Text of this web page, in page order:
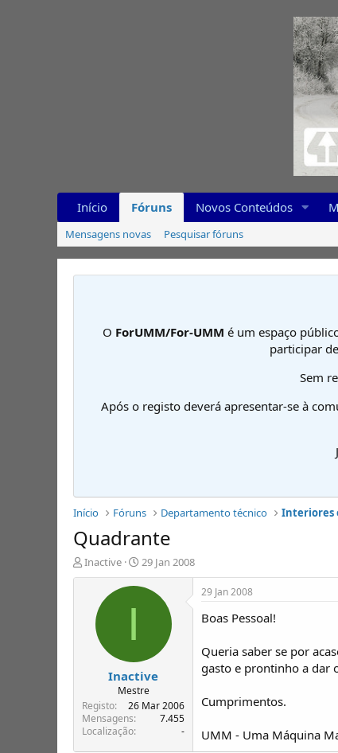
Início Fóruns Novos Conteúdos
Mensagens novas Pesquisar fóruns
O ForUMM/For-UMM é um espaço
participar
Sem
Após o registo deverá apresentar-se à
Início Fóruns Departamento técnico Interiores
Quadrante
I
n
e
T
ó
Inactive
D
a
t
n
í
c
i
29 Jan 2008
I
Inactive
Mestre
Registo
26 Mar 2006
Mensagens
7.455
Localização
-
29 Jan 2008
Boas Pessoal!
Queria saber se por
gasto e prontinho a dar
Cumprimentos.
UMM - Uma Máquina